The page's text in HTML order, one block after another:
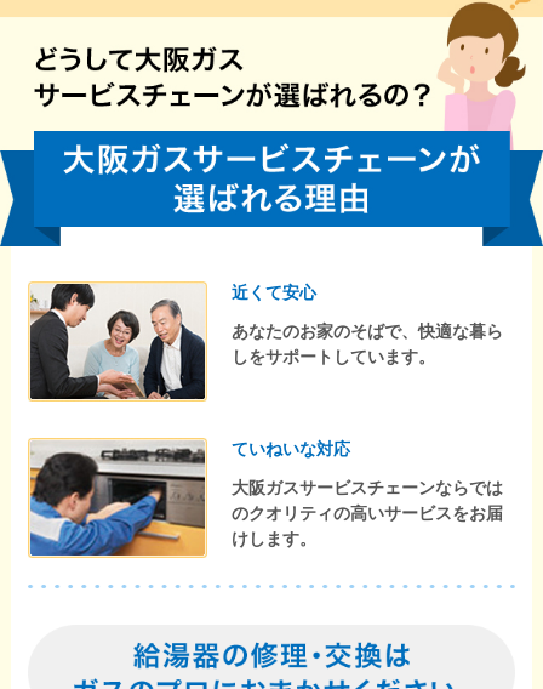
近くて安心
あなたのお家のそばで、快適な暮ら
しをサポートしています。
ていねいな対応
大阪ガスサービスチェーンならでは
のクオリティの高いサービスをお届
けします。